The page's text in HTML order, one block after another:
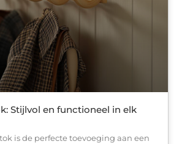
Stijlvol en functioneel in elk
is de perfecte toevoeging aan een